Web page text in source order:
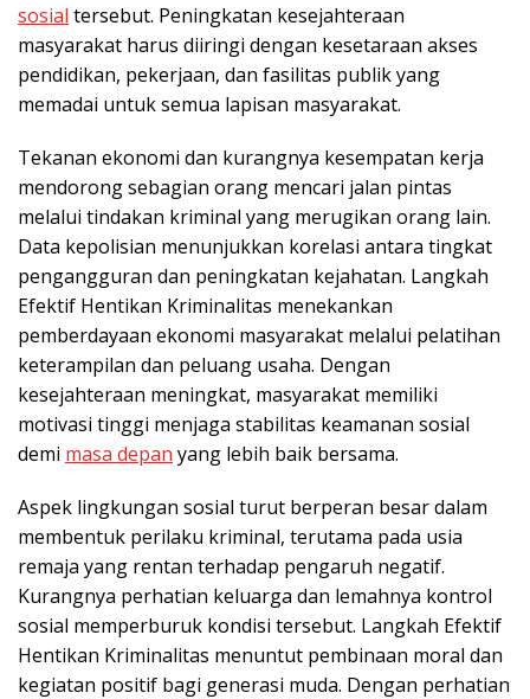
sosial tersebut. Peningkatan kesejahteraan
masyarakat harus diiringi dengan kesetaraan akses
pendidikan, pekerjaan, dan fasilitas publik yang
memadai untuk semua lapisan masyarakat.
Tekanan ekonomi dan kurangnya kesempatan kerja
mendorong sebagian orang mencari jalan pintas
melalui tindakan kriminal yang merugikan orang lain.
Data kepolisian menunjukkan korelasi antara tingkat
pengangguran dan peningkatan kejahatan. Langkah
Efektif Hentikan Kriminalitas menekankan
pemberdayaan ekonomi masyarakat melalui pelatihan
keterampilan dan peluang usaha. Dengan
kesejahteraan meningkat, masyarakat memiliki
motivasi tinggi menjaga stabilitas keamanan sosial
demi masa depan yang lebih baik bersama.
Aspek lingkungan sosial turut berperan besar dalam
membentuk perilaku kriminal, terutama pada usia
remaja yang rentan terhadap pengaruh negatif.
Kurangnya perhatian keluarga dan lemahnya kontrol
sosial memperburuk kondisi tersebut. Langkah Efektif
Hentikan Kriminalitas menuntut pembinaan moral dan
kegiatan positif bagi generasi muda. Dengan perhatian